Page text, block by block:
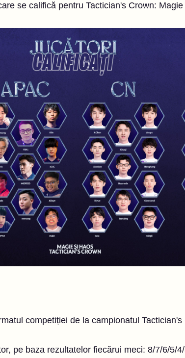
se califică pentru Tactician's Crown:
competiției de la campionatul
pe baza rezultatelor fiecărui meci: 8/7/6/5/